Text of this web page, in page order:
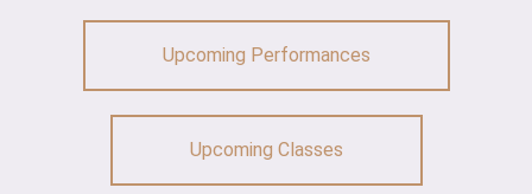
Upcoming Performances
Upcoming Classes